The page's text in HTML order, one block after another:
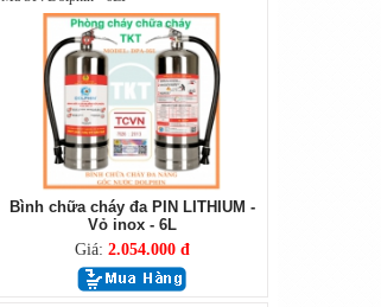
Bình chữa cháy đa PIN LITHIUM -
Vỏ inox - 6L
Giá: 2.054.000 đ